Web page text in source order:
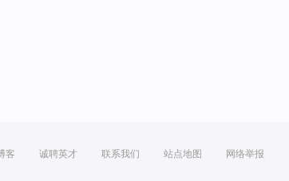
客 诚聘英才 联系我们 站点地图 网络举报